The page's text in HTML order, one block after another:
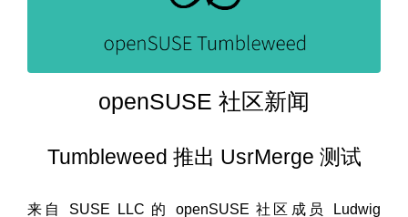
openSUSE 社区新闻
Tumbleweed 推出 UsrMerge 测试
来自 SUSE LLC 的 openSUSE 社区成员 Ludwig